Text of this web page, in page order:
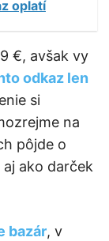
oplatí
€, avšak vy
odkaz len
si
na
pôjde o
ako darček
bazár, v